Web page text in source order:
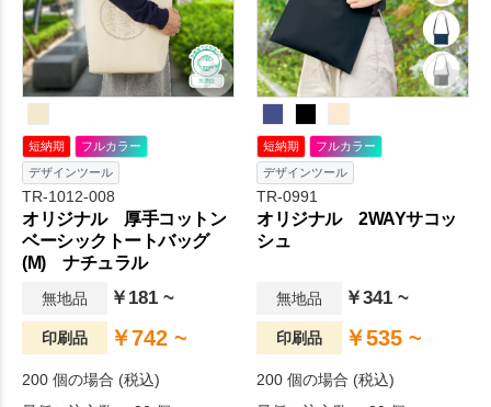
短納期
フルカラー
デザインツール
TR-1012-008
オリジナル 厚手コットン
ベーシックトートバッグ
(M) ナチュラル
無地品 ￥181 ~
印刷品 ￥742 ~
200 個の場合 (税込)
短納期
フルカラー
デザインツール
TR-0991
オリジナル 2WAYサコッ
シュ
無地品 ￥341 ~
印刷品 ￥535 ~
200 個の場合 (税込)